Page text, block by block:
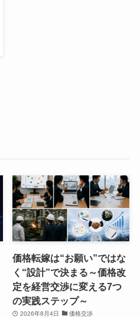
価格転嫁は“お願い”ではな
く“設計”で決まる～価格改
定を経営交渉に変える7つ
の実践ステップ～
2026年8月4日 価格交渉